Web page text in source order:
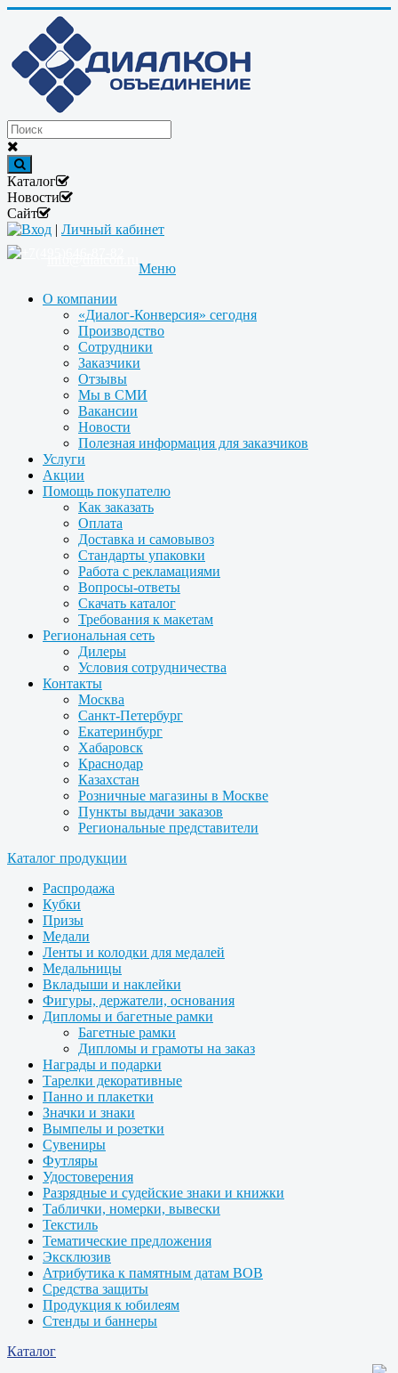
Каталог
Новости
Сайт
Вход | Личный кабинет
Меню
О компании
«Диалог-Конверсия» сегодня
Производство
Сотрудники
Заказчики
Отзывы
Мы в СМИ
Вакансии
Новости
Полезная информация для заказчиков
Услуги
Акции
Помощь покупателю
Как заказать
Оплата
Доставка и самовывоз
Стандарты упаковки
Работа с рекламациями
Вопросы-ответы
Скачать каталог
Требования к макетам
Региональная сеть
Дилеры
Условия сотрудничества
Контакты
Москва
Санкт-Петербург
Екатеринбург
Хабаровск
Краснодар
Казахстан
Розничные магазины в Москве
Пункты выдачи заказов
Региональные представители
Каталог продукции
Распродажа
Кубки
Призы
Медали
Ленты и колодки для медалей
Медальницы
Вкладыши и наклейки
Фигуры, держатели, основания
Дипломы и багетные рамки
Багетные рамки
Дипломы и грамоты на заказ
Награды и подарки
Тарелки декоративные
Панно и плакетки
Значки и знаки
Вымпелы и розетки
Сувениры
Футляры
Удостоверения
Разрядные и судейские знаки и книжки
Таблички, номерки, вывески
Текстиль
Тематические предложения
Эксклюзив
Атрибутика к памятным датам ВОВ
Средства защиты
Продукция к юбилеям
Стенды и баннеры
Каталог